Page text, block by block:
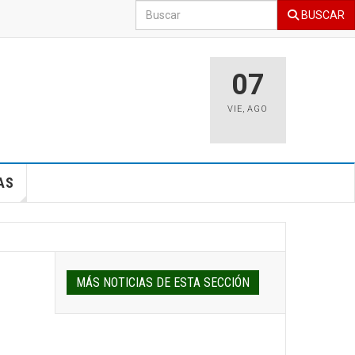
BUSCAR
07
VIE,AGO
MÁS NOTICIAS DE ESTA SECCIÓN